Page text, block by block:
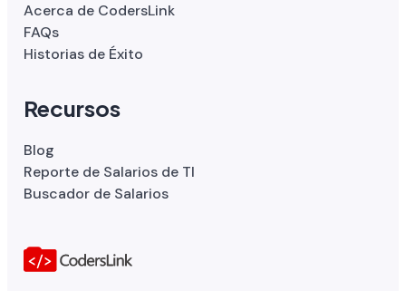
Acerca de CodersLink
FAQs
Historias de Éxito
Recursos
Blog
Reporte de Salarios de TI
Buscador de Salarios